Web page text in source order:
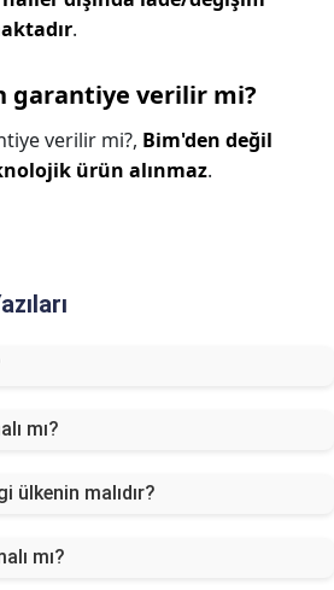
.
garantiye verilir mi?
verilir mi?, Bim'den değil
ürün alınmaz.
mı?
ülkenin malıdır?
mı?